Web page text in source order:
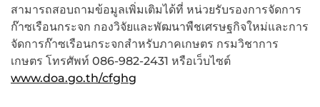
สามารถสอบถามข้อมูลเพิ่มเติมได้ที่ หน่วยรับรองการจัดการ
ก๊าซเรือนกระจก กองวิจัยและพัฒนาพืชเศรษฐกิจใหม่และการ
จัดการก๊าซเรือนกระจกสำหรับภาคเกษตร กรมวิชาการ
เกษตร โทรศัพท์ 086-982-2431 หรือเว็บไซต์
www.doa.go.th/cfghg